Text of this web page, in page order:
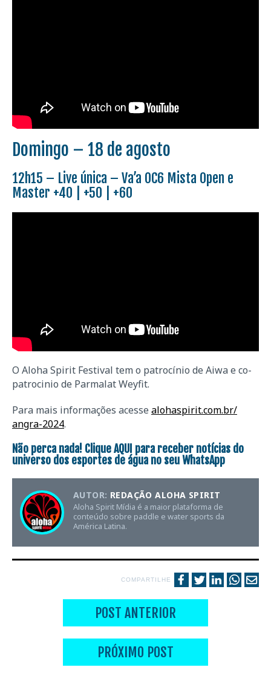
Domingo – 18 de agosto
12h15 – Live única – Va’a OC6 Mista Open e
Master +40 | +50 | +60
O Aloha Spirit Festival tem o patrocínio de Aiwa e co-
patrocinio de Parmalat Weyfit.
Para mais informações acesse alohaspirit.com.br/
angra-2024.
Não perca nada! CliqueAQUI para receber notícias do
universo dos esportes de água no seu WhatsApp
AUTOR: REDAÇÃO ALOHA SPIRIT
Aloha Spirit Mídia é a maior plataforma de
conteúdo sobre paddle e water sports da
América Latina.
COMPARTILHE
POST ANTERIOR
PRÓXIMO POST